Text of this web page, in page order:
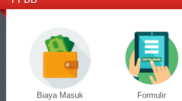
Biaya Masuk Formulir